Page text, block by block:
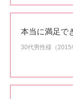
本当に満足で
30代男性様（2015